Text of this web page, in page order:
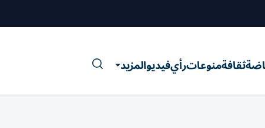
ثقافةمنوعاترأيفيديوالمزيد